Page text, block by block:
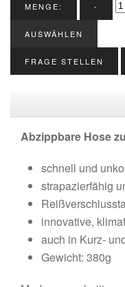
MENGE: -
AUSWÄHLEN
FRAGE STELLEN
Abzippbare Hose
schnell und
strapazierfähig
innovative,
auch in Kurz-
Gewicht: 380g